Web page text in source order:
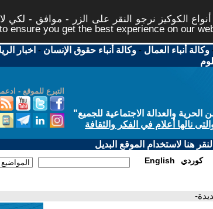
الكوكيز نرجو النقر على الزر - موافق - لكي
ensure you get the best experience on our
وكالة أنباء العمال -وكالة أنباء حقوق الإنسان - اخبار
التبرع للموقع -
والعدالة الاجتماعية للجميع"
نالها أعلام في الفكر والثقافة
هنا لاستخدام الموقع البديل
English كوردي